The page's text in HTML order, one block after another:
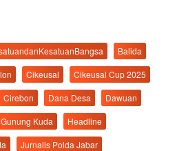
Balida
Cikeusal
Cikeusal Cup 2025
Cirebon Dana Desa
Dawuan
Gunung Kuda
Headline
Jurnalis Polda Jabar